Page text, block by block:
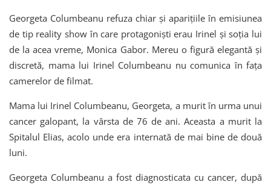
Georgeta Columbeanu refuza chiar și aparițiile în emisiunea
de tip reality show în care protagoniști erau Irinel și soția lui
de la acea vreme, Monica Gabor. Mereu o figură elegantă și
discretă, mama lui Irinel Columbeanu nu comunica în fața
camerelor de filmat.
Mama lui Irinel Columbeanu, Georgeta, a murit în urma unui
cancer galopant, la vârsta de 76 de ani. Aceasta a murit la
Spitalul Elias, acolo unde era internată de mai bine de două
luni.
Georgeta Columbeanu a fost diagnosticata cu cancer, după